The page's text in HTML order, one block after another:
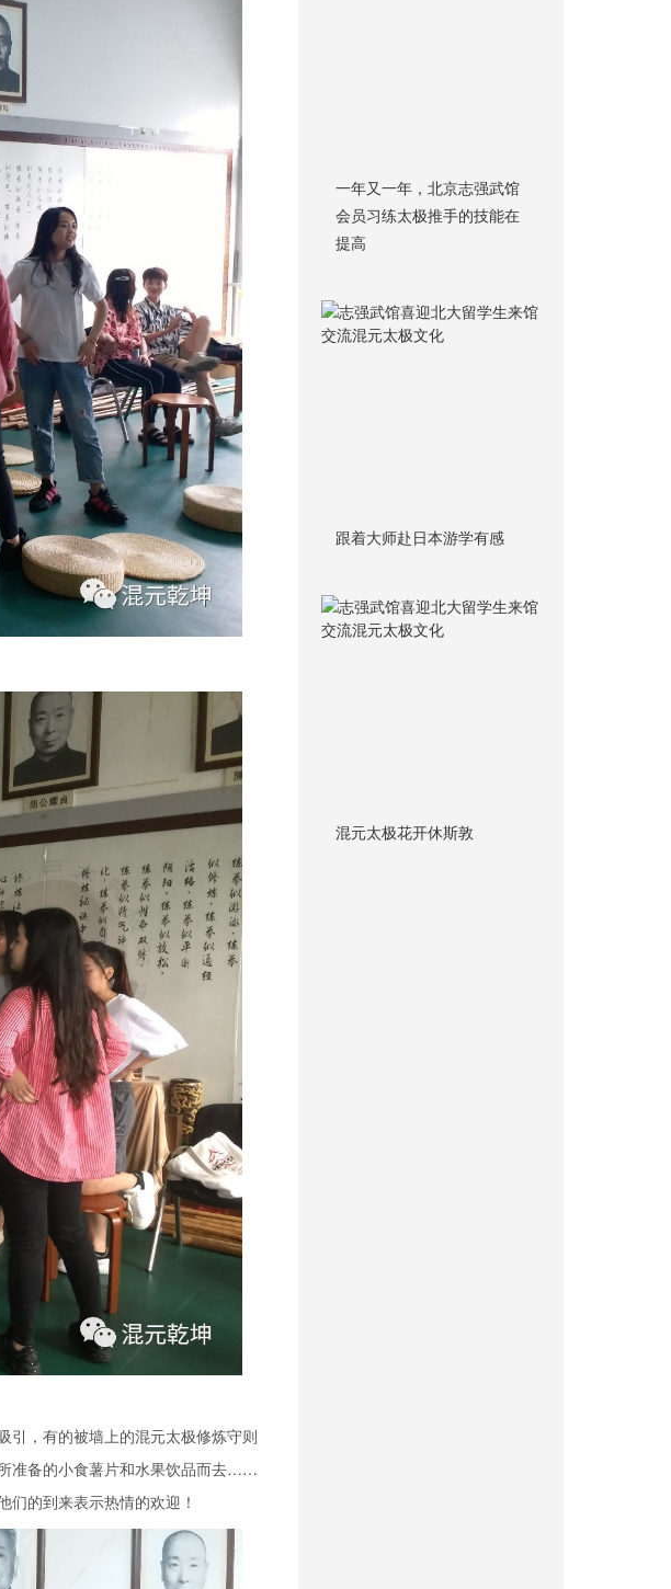
引，有的被墙上的混元太极修炼守则
准备的小食薯片和水果饮品而去……
的到来表示热情的欢迎！
一年又一年，北京志强武馆
会员习练太极推手的技能在
提高
跟着大师赴日本游学有感
混元太极花开休斯敦